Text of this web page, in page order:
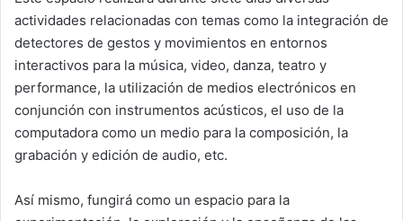
actividades relacionadas con temas como la integración de
detectores de gestos y movimientos en entornos
interactivos para la música, video, danza, teatro y
performance, la utilización de medios electrónicos en
conjunción con instrumentos acústicos, el uso de la
computadora como un medio para la composición, la
grabación y edición de audio, etc.
Así mismo, fungirá como un espacio para la